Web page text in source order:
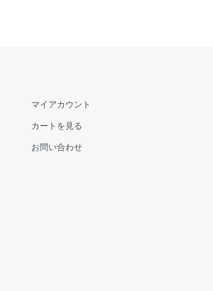
マイアカウント
カートを見る
お問い合わせ